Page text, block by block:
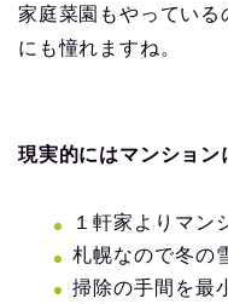
家庭菜園もやっている
にも憧れますね。
現実的にはマンション
１軒家よりマン
札幌なので冬の
掃除の手間を最